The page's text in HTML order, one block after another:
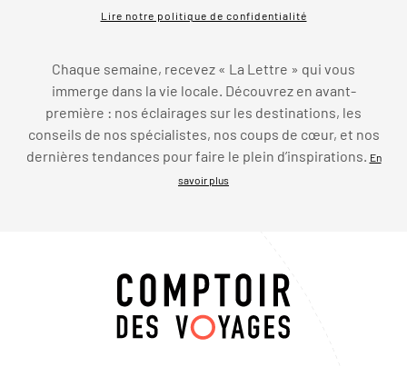
Lire notre politique de confidentialité
Chaque semaine, recevez « La Lettre » qui vous
immerge dans la vie locale. Découvrez en avant-
première : nos éclairages sur les destinations, les
conseils de nos spécialistes, nos coups de cœur, et nos
dernières tendances pour faire le plein d’inspirations.
En
savoir plus